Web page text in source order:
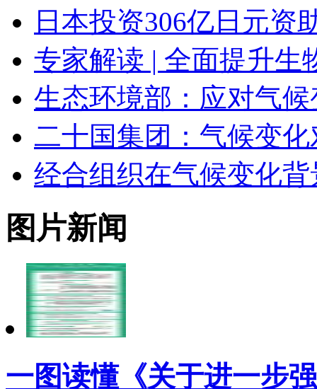
日本投资306亿日元资
专家解读 | 全面提升生
生态环境部：应对气
二十国集团：气候变
经合组织在气候变化
图片新闻
一图读懂《关于进一步